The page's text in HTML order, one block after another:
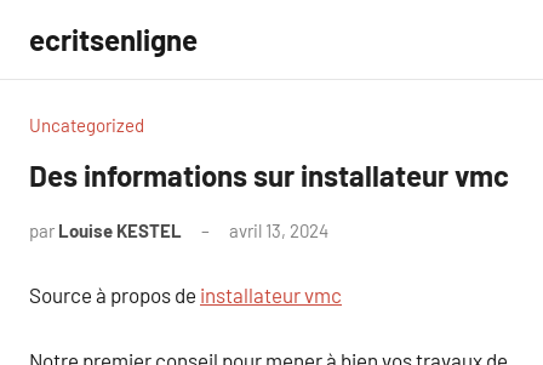
contenu
ecritsenligne
Uncategorized
Des informations sur installateur vmc
par Louise KESTEL avril 13, 2024
Source à propos de installateur vmc
Notre premier conseil pour mener à bien vos travaux de